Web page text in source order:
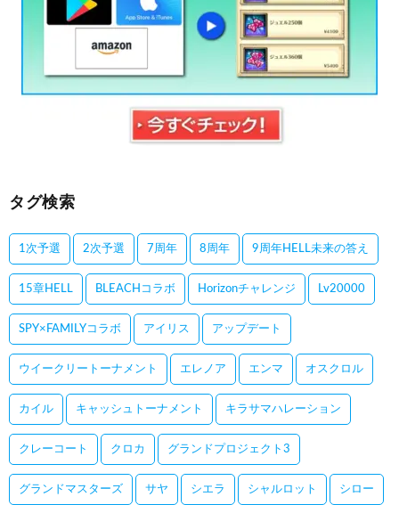
タグ検索
1次予選 2次予選 7周年 8周年 9周年HELL未来の答え
15章HELL BLEACHコラボ Horizonチャレンジ Lv20000
SPY×FAMILYコラボ アイリス アップデート
ウイークリートーナメント エレノア エンマ オスクロル
カイル キャッシュトーナメント キラサマハレーション
クレーコート クロカ グランドプロジェクト3
グランドマスターズ サヤ シエラ シャルロット シロー